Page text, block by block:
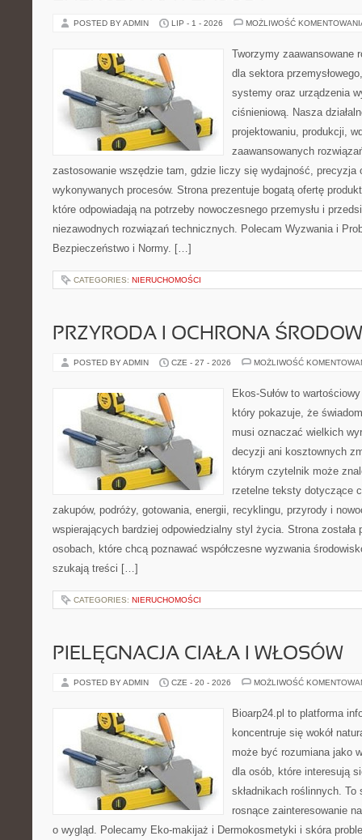
POSTED BY ADMIN LIP - 1 - 2026 MOŻLIWOŚĆ
Tworzymy zaawansowane
dla sektora
systemy oraz urządzenia
ciśnieniową. Nasza
projektowaniu, produkcji,
zaawansowanych
zastosowanie wszędzie tam, gdzie liczy się wydajność, precyzja
wykonywanych procesów. Strona prezentuje bogatą ofertę
które odpowiadają na potrzeby nowoczesnego przemysłu i
niezawodnych rozwiązań technicznych. Polecam Wyzwania i
Bezpieczeństwo i Normy. […]
CATEGORIES: NIERUCHOMOŚCI
PRZYRODA I OCHRONA
POSTED BY ADMIN CZE - 27 - 2026 MOŻLIWOŚĆ
Ekos-Sułów to
który pokazuje, że
musi oznaczać wielkich
decyzji ani kosztownych
którym czytelnik może
rzetelne teksty dotyczące
zakupów, podróży, gotowania, energii, recyklingu, przyrody i
wspierających bardziej odpowiedzialny styl życia. Strona została
osobach, które chcą poznawać współczesne wyzwania
szukają treści […]
CATEGORIES: NIERUCHOMOŚCI
PIELĘGNACJA CIAŁA I WŁOSÓW
POSTED BY ADMIN CZE - 20 - 2026 MOŻLIWOŚĆ
Bioarp24.pl to platforma
koncentruje się wokół
może być rozumiana jako
dla osób, które interesują
składnikach roślinnych.
rosnące zainteresowanie
o wygląd. Polecamy Eko-makijaż i Dermokosmetyki i skóra